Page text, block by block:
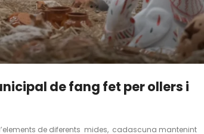
de fang fet per ollers i
de diferents mides, cadascuna mantenint